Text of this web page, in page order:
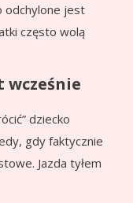
odchylone jest
często wolą
wcześnie
dziecko
gdy faktycznie
Jazda tyłem